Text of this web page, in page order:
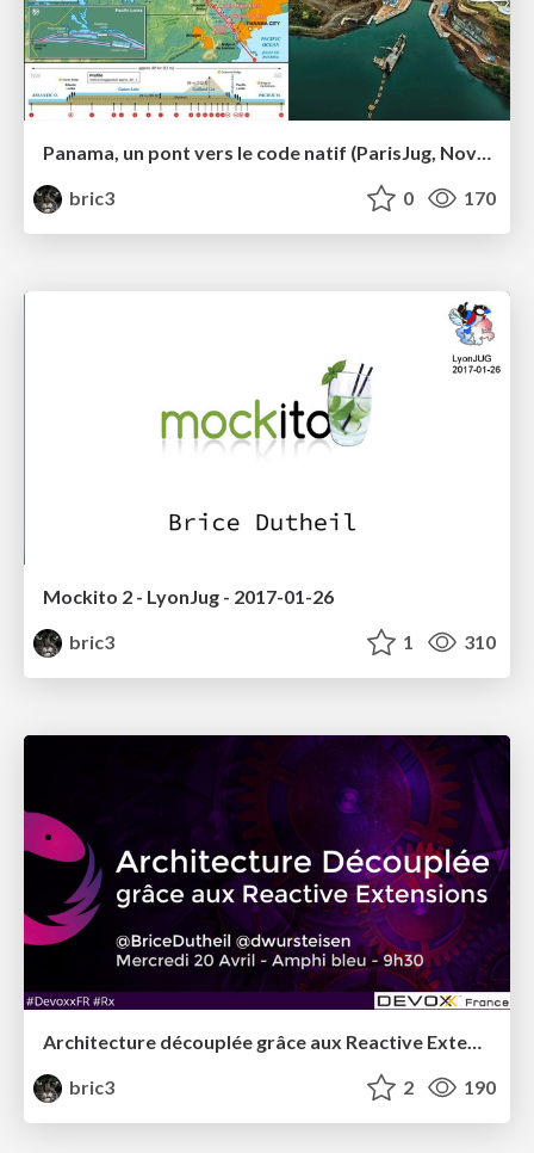
Panama, un pont vers le code natif (ParisJug, Nov 2021)
bric3
0 170
Mockito 2 - LyonJug - 2017-01-26
bric3
1 310
bric3
2 190